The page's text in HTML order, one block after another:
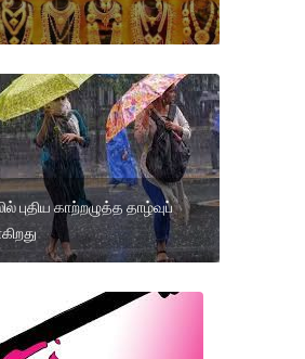
புதிய காற்றழுத்த தாழ்வுப்